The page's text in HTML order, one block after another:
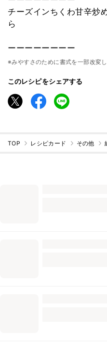
チーズインちくわ甘辛炒
ら
ーーーーーーーー
※みやすさのために書式を一部改変し
このレシピをシェアする
TOP レシピカード その他